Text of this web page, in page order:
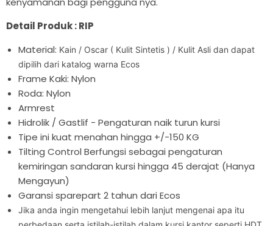
Detail Produk : RIP
Material: Kain / Oscar ( Kulit Sintetis ) / Kulit Asli dan dapat
dipilih dari katalog warna Ecos
Frame Kaki: Nylon
Roda: Nylon
Armrest
Hidrolik / Gastlif - Pengaturan naik turun kursi
Tipe ini kuat menahan hingga +/-150 KG
Tilting Control Berfungsi sebagai pengaturan
kemiringan sandaran kursi hingga 45 derajat (Hanya
Mengayun)
Garansi sparepart 2 tahun dari Ecos
Jika anda ingin mengetahui lebih lanjut mengenai apa itu